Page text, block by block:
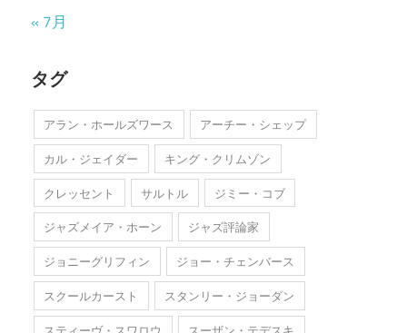
« 7月
タグ
アラン・ホールズワース
アーチー・シェップ
カル・ジェイダー
キング・クリムゾン
クレッセント
サルトル
ジミー・コブ
ジャズメイア・ホーン
ジャズ評論家
ジョニーグリフィン
ジョー・チェンバース
スクールカースト
スタンリー・ジョーダン